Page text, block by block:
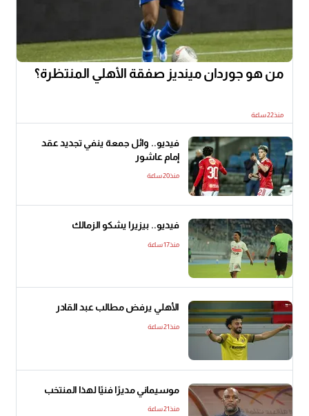
من هو جوردان مينديز صفقة الأهلي المنتظرة؟
منذ22 ساعة
فيديو.. وائل جمعة ينفي تجديد عقد
إمام عاشور
منذ20 ساعة
فيديو.. بيزيرا يشكو الزمالك
منذ17 ساعة
الأهلي يرفض مطالب عبد القادر
منذ21 ساعة
موسيماني مديرًا فنيًا لهذا المنتخب
منذ21 ساعة